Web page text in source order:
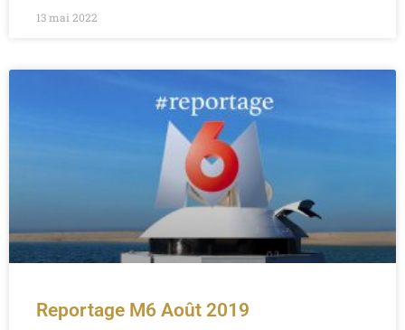
13 mai 2022
Reportage M6 Août 2019